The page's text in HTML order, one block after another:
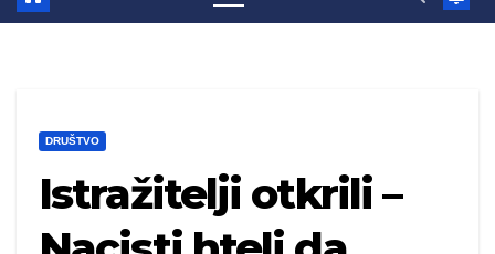
DRUŠTVO
Istražitelji otkrili –